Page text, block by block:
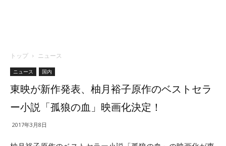
トップ ニュース
ニュース 国内
東映が新作発表、柚月裕子原作のベストセラ
ー小説「孤狼の血」映画化決定！
2017年3月8日